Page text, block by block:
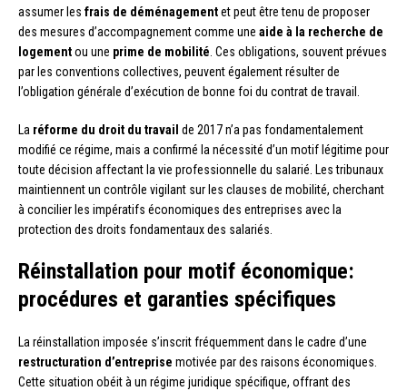
assumer les frais de déménagementet peut être tenu de proposer
des mesures d’accompagnement comme une aide à la recherche de
logementou une prime de mobilité . Ces obligations, souvent prévues
par les conventions collectives, peuvent également résulter de
l’obligation générale d’exécution de bonne foi du contrat de travail.
La réforme du droit du travail de 2017 n’a pas fondamentalement
modifié ce régime, mais a confirmé la nécessité d’un motif légitime pour
toute décision affectant la vie professionnelle du salarié. Les tribunaux
maintiennent un contrôle vigilant sur les clauses de mobilité, cherchant
à concilier les impératifs économiques des entreprises avec la
protection des droits fondamentaux des salariés.
Réinstallation pour motif économique:
procédures et garanties spécifiques
La réinstallation imposée s’inscrit fréquemment dans le cadre d’une
restructuration d’entreprise motivée par des raisons économiques.
Cette situation obéit à un régime juridique spécifique, offrant des